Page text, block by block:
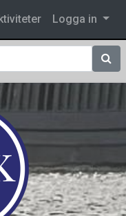
Logga in
Sök